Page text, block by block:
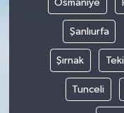
Osmaniye
Şanlıurfa
Şırnak
Tunceli